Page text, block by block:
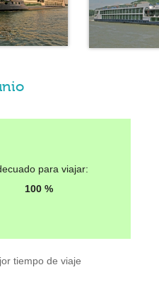
para viajar:
100 %
tiempo de viaje